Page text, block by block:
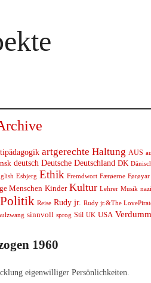
artgerechte Haltung AUS
deutsch Deutsche Deutschland DK
Esbjerg Ethik Fremdwort Færøerne Førøyar
Menschen Kinder Kultur Lehrer Musik nazi
Politik Reise Rudy jr. Rudy jr.&The
sinnvoll sprog Stil UK USA
1960
eigenwilliger Persönlichkeiten.